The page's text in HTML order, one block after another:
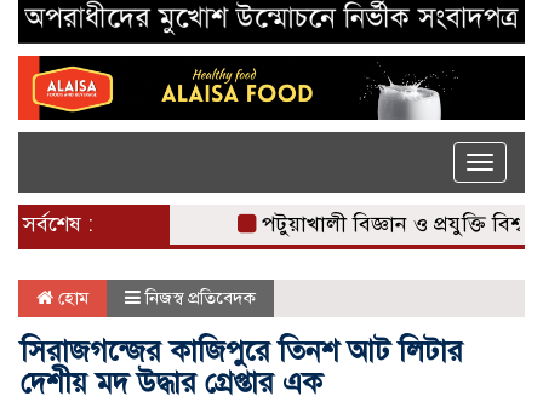
Toggle
সর্বশেষ : পটুয়াখালী বিজ্ঞান ও প্রযুক্তি
হোম নিজস্ব প্রতিবেদক
সিরাজগন্জের কাজিপুরে তিনশ আট লিটার
দেশীয় মদ উদ্ধার গ্রেপ্তার এক